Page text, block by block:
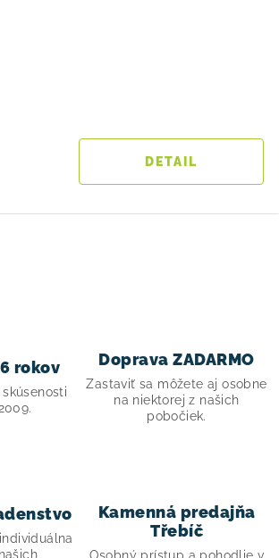
DETAIL
rokov Doprava ZADARMO
Zastaviť sa môžete aj osobne
na niektorej z našich
pobočiek.
Kamenná predajňa
Třebíč